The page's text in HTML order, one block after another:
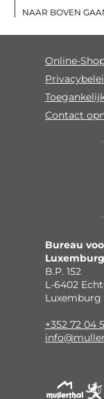
Online-
Contact
Bureau
B.P. 152
L-6402
Luxemburg
+352 72 04
NAAR BOVEN